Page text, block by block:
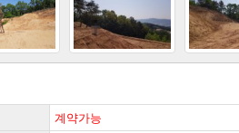
계약가능